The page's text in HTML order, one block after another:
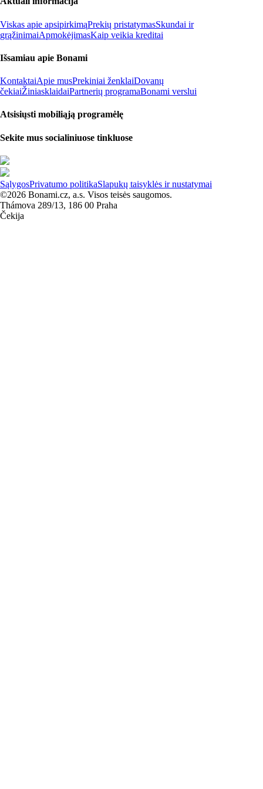
Viskas apie apsipirkimąPrekių pristatymasSkundai ir
grąžinimaiApmokėjimasKaip veikia kreditai
Išsamiau apie Bonami
KontaktaiApie musPrekiniai ženklaiDovanų
čekiaiŽiniasklaidaiPartnerių programaBonami verslui
Atsisiųsti mobiliąją programėlę
Sekite mus socialiniuose tinkluose
SąlygosPrivatumo politikaSlapukų taisyklės ir nustatymai
©2026 Bonami.cz, a.s. Visos teisės saugomos.
Thámova 289/13, 186 00 Praha
Čekija